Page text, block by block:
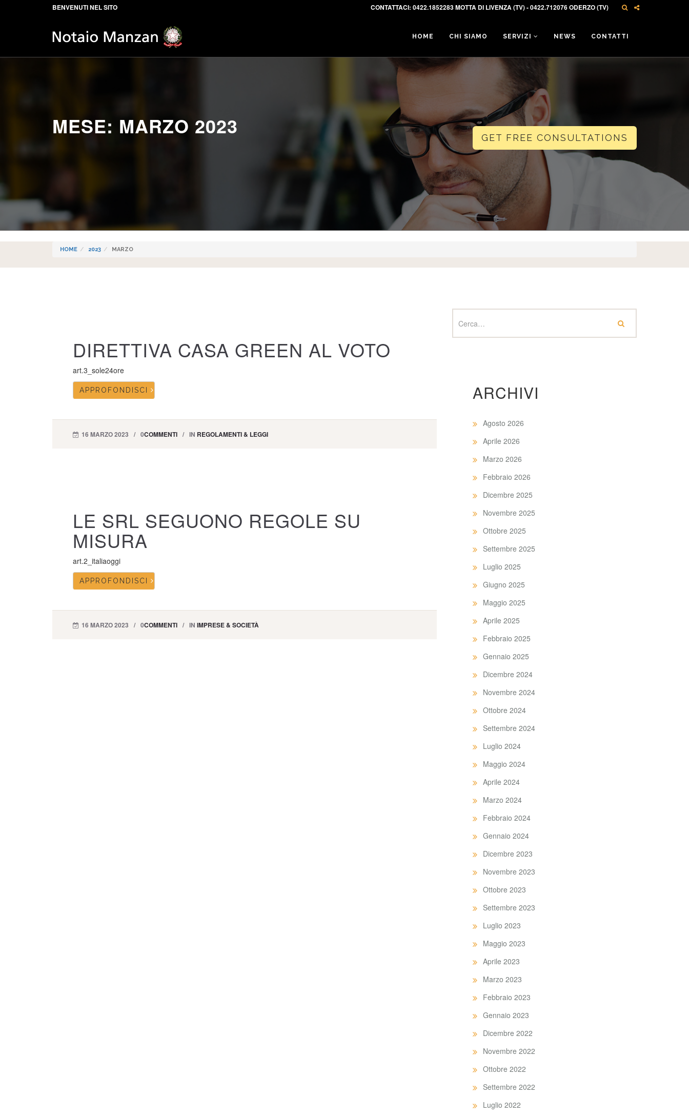
BENVENUTI NEL SITO CONTATTACI: 0422.1852283 MOTTA DI LIVENZA (TV) - 0422.712076 ODERZO (TV)
HOME CHI SIAMO SERVIZI NEWS CONTATTI
MESE: MARZO 2023 GET FREE CONSULTATIONS
HOME 2023 MARZO
DIRETTIVA CASA GREEN AL VOTO
art.3_sole24ore
APPROFONDISCI
16 MARZO 2023 0COMMENTI IN REGOLAMENTI & LEGGI
LE SRL SEGUONO REGOLE SU
MISURA
art.2_italiaoggi
APPROFONDISCI
16 MARZO 2023 0COMMENTI IN IMPRESE & SOCIETÀ
ARCHIVI
Agosto 2026
Aprile 2026
Marzo 2026
Febbraio 2026
Dicembre 2025
Novembre 2025
Ottobre 2025
Settembre 2025
Luglio 2025
Giugno 2025
Maggio 2025
Aprile 2025
Febbraio 2025
Gennaio 2025
Dicembre 2024
Novembre 2024
Ottobre 2024
Settembre 2024
Luglio 2024
Maggio 2024
Aprile 2024
Marzo 2024
Febbraio 2024
Gennaio 2024
Dicembre 2023
Novembre 2023
Ottobre 2023
Settembre 2023
Luglio 2023
Maggio 2023
Aprile 2023
Marzo 2023
Febbraio 2023
Gennaio 2023
Dicembre 2022
Novembre 2022
Ottobre 2022
Settembre 2022
Luglio 2022